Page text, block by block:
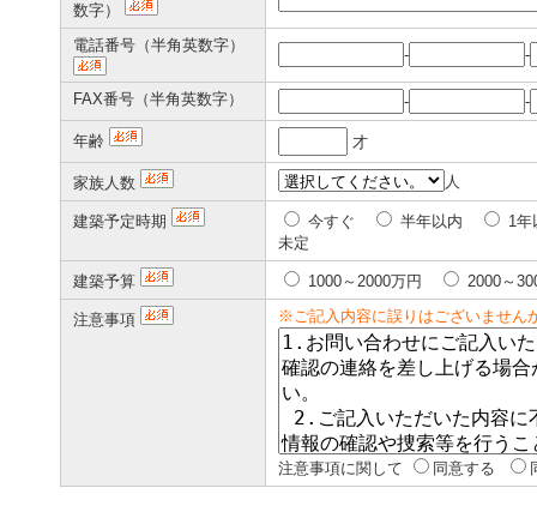
数字）
電話番号（半角英数字）
- -
FAX番号（半角英数字） - -
年齢 才
家族人数 人
建築予定時期 今すぐ 半年以内
1年
未定
建築予算 1000～2000万円 2000～
注意事項 ※ご記入内容に誤りはございません
注意事項に関して 同意する